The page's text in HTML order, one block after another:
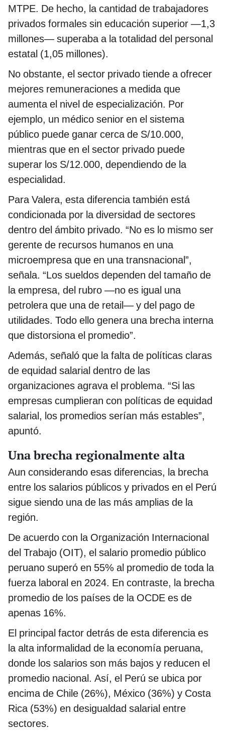
MTPE. De hecho, la cantidad de trabajadores
privados formales sin educación superior —1,3
millones— superaba a la totalidad del personal
estatal (1,05 millones).
No obstante, el sector privado tiende a ofrecer
mejores remuneraciones a medida que
aumenta el nivel de especialización. Por
ejemplo, un médico senior en el sistema
público puede ganar cerca de S/10.000,
mientras que en el sector privado puede
superar los S/12.000, dependiendo de la
especialidad.
Para Valera, esta diferencia también está
condicionada por la diversidad de sectores
dentro del ámbito privado. “No es lo mismo ser
gerente de recursos humanos en una
microempresa que en una transnacional”,
señala. “Los sueldos dependen del tamaño de
la empresa, del rubro —no es igual una
petrolera que una de retail— y del pago de
utilidades. Todo ello genera una brecha interna
que distorsiona el promedio”.
Además, señaló que la falta de políticas claras
de equidad salarial dentro de las
organizaciones agrava el problema. “Si las
empresas cumplieran con políticas de equidad
salarial, los promedios serían más estables”,
apuntó.
Una brecha regionalmente alta
Aun considerando esas diferencias, la brecha
entre los salarios públicos y privados en el Perú
sigue siendo una de las más amplias de la
región.
De acuerdo con la Organización Internacional
del Trabajo (OIT), el salario promedio público
peruano superó en 55% al promedio de toda la
fuerza laboral en 2024. En contraste, la brecha
promedio de los países de la OCDE es de
apenas 16%.
El principal factor detrás de esta diferencia es
la alta informalidad de la economía peruana,
donde los salarios son más bajos y reducen el
promedio nacional. Así, el Perú se ubica por
encima de Chile (26%), México (36%) y Costa
Rica (53%) en desigualdad salarial entre
sectores.